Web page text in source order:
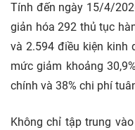
Tính đến ngày 15/4/
giản hóa 292 thủ tục
và 2.594 điều kiện kinh
mức giảm khoảng
chính và 38% chi phí
Không chỉ tập trung